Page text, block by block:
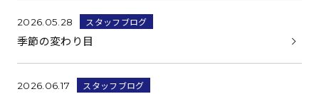
2026.05.28 スタッフブログ
季節の変わり目
2026.06.17 スタッフブログ